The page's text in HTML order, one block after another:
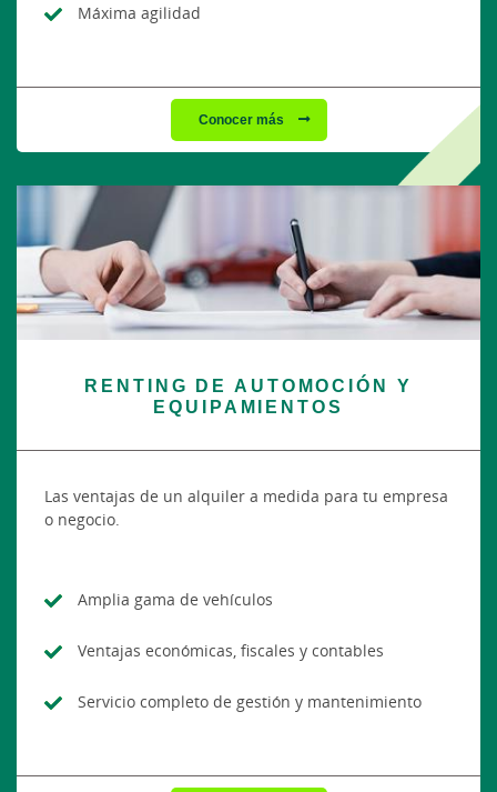
Máxima agilidad
Conocer más
RENTING DE AUTOMOCIÓN Y
EQUIPAMIENTOS
Las ventajas de un alquiler a medida para tu empresa
o negocio.
Amplia gama de vehículos
Ventajas económicas, fiscales y contables
Servicio completo de gestión y mantenimiento